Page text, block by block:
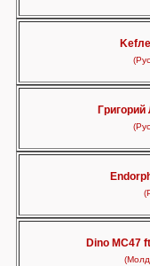
Dino MC47